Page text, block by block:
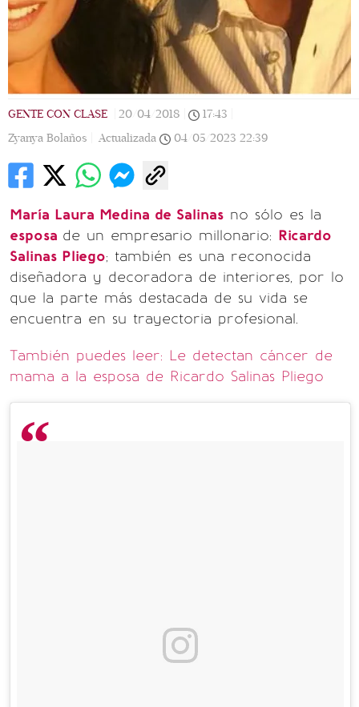
GENTE CON CLASE 20/04/2018 17:43
Zyanya Bolaños |
Actualizada 04/05/2023 22:39
María Laura Medina de Salinas no sólo es la
esposa de un empresario millonario: Ricardo
Salinas Pliego; también es una reconocida
diseñadora y decoradora de interiores, por lo
que la parte más destacada de su vida se
encuentra en su trayectoria profesional.
También puedes leer: Le detectan cáncer de
mama a la esposa de Ricardo Salinas Pliego